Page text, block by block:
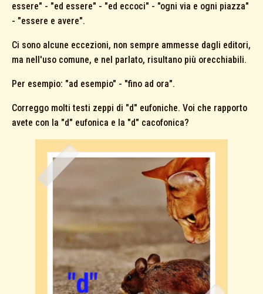
essere" - "ed essere" - "ed eccoci" - "ogni via e ogni piazza"
- "essere e avere".
Ci sono alcune eccezioni, non sempre ammesse dagli editori,
ma nell'uso comune, e nel parlato, risultano più orecchiabili.
Per esempio: "ad esempio" - "fino ad ora".
Correggo molti testi zeppi di "d" eufoniche. Voi che rapporto
avete con la "d" eufonica e la "d" cacofonica?